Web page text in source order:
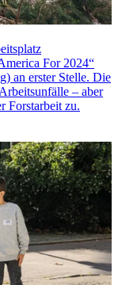
For 2024“
an erster Stelle. Die
– aber
Forstarbeit zu.